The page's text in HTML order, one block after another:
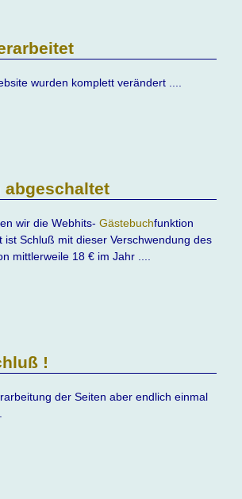
wurden komplett verändert ....
abgeschaltet
wir die Webhits- Gästebuchfunktion
ist Schluß mit dieser Verschwendung des
mittlerweile 18 € im Jahr ....
!
der Seiten aber endlich einmal